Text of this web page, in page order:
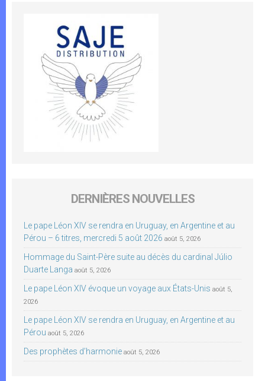
DERNIÈRES NOUVELLES
Le pape Léon XIV se rendra en Uruguay, en Argentine et au
Pérou – 6 titres, mercredi 5 août 2026 août 5, 2026
Hommage du Saint-Père suite au décès du cardinal Júlio
Duarte Langa août 5, 2026
Le pape Léon XIV évoque un voyage aux États-Unis août 5,
2026
Le pape Léon XIV se rendra en Uruguay, en Argentine et au
Pérou août 5, 2026
Des prophètes d’harmonie août 5, 2026